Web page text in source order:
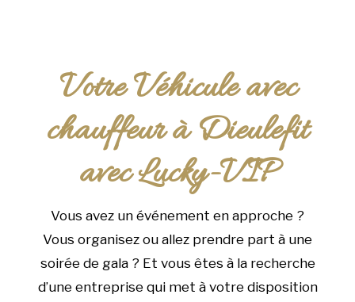
Votre Véhicule avec
chauffeur à Dieulefit
avec Lucky-VIP
Vous avez un événement en approche ?
Vous organisez ou allez prendre part à une
soirée de gala ? Et vous êtes à la recherche
d’une entreprise qui met à votre disposition